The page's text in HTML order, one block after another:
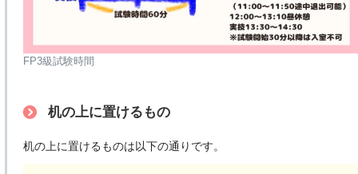
FP3級試験時間
机の上に置けるもの
机の上に置けるものは以下の通りです。